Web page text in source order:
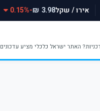
אירו / שקל3.98 ₪
-0.15%